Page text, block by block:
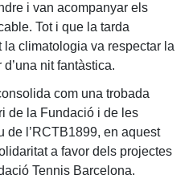
i van acompanyar els
Tot i que la tarda
climatologia va respectar la
nit fantàstica.
com una trobada
de la Fundació i de les
de l’RCTB1899, en aquest
a favor dels projectes
Tennis Barcelona.